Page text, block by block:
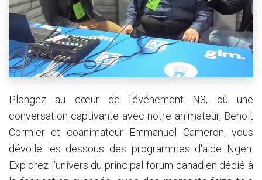
Plongez au cœur de l'événement N3, où une
conversation captivante avec notre animateur, Benoit
Cormier et coanimateur Emmanuel Cameron, vous
dévoile les dessous des programmes d'aide Ngen.
Explorez l'univers du principal forum canadien dédié à